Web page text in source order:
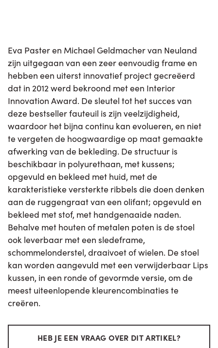
Eva Paster en Michael Geldmacher van Neuland
zijn uitgegaan van een zeer eenvoudig frame en
hebben een uiterst innovatief project gecreëerd
dat in 2012 werd bekroond met een Interior
Innovation Award. De sleutel tot het succes van
deze bestseller fauteuil is zijn veelzijdigheid,
waardoor het bijna continu kan evolueren, en niet
te vergeten de hoogwaardige op maat gemaakte
afwerking van de bekleding. De structuur is
beschikbaar in polyurethaan, met kussens;
opgevuld en bekleed met huid, met de
karakteristieke versterkte ribbels die doen denken
aan de ruggengraat van een olifant; opgevuld en
bekleed met stof, met handgenaaide naden.
Behalve met houten of metalen poten is de stoel
ook leverbaar met een sledeframe,
schommelonderstel, draaivoet of wielen. De stoel
kan worden aangevuld met een verwijderbaar Lips
kussen, in een ronde of gevormde versie, om de
meest uiteenlopende kleurencombinaties te
creëren.
HEB JE EEN VRAAG OVER DIT ARTIKEL?